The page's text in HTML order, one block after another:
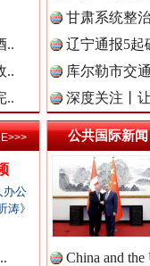
闻网.
闻网.
闻网.
三轮上
..
..
..
甘肃系统整
辽宁通报5起
库尔勒市交
深度关注丨
办公
涛》
公共国际新闻
China and